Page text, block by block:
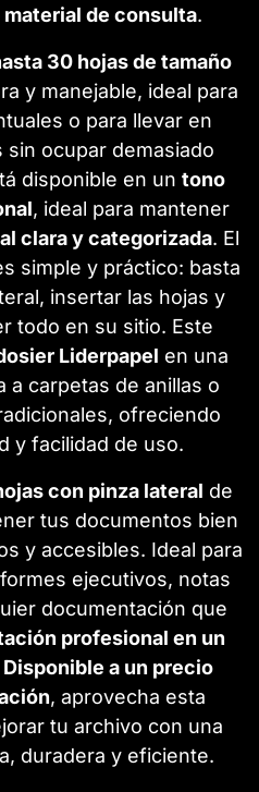
de consulta.
30 hojas de tamaño
y manejable, ideal para
o para llevar en
sin ocupar demasiado
disponible en un tono
, ideal para mantener
clara y categorizada. El
simple y práctico: basta
insertar las hojas y
todo en su sitio. Este
Liderpapel en una
a carpetas de anillas o
ofreciendo
y facilidad de uso.
con pinza lateral de
tus documentos bien
y accesibles. Ideal para
ejecutivos, notas
documentación que
profesional en un
Disponible a un precio
, aprovecha esta
tu archivo con una
duradera y eficiente.